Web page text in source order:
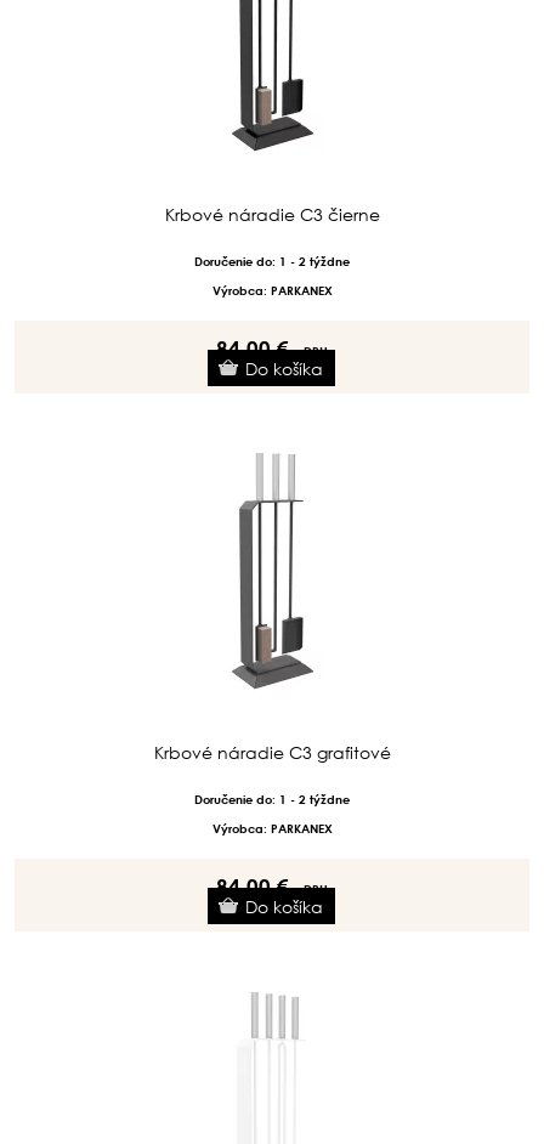
Krbové náradie C3 čierne
Doručenie do: 1 - 2 týždne
Výrobca: PARKANEX
84.00 €s DPH
Krbové náradie C3 grafitové
Doručenie do: 1 - 2 týždne
Výrobca: PARKANEX
84.00 €s DPH